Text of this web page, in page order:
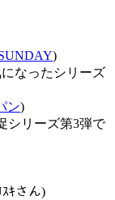
)
なったシリーズ
ン)
シリーズ第3弾で
ｷさん)